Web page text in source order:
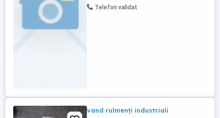
desfășoară într-un spațiu închiriat,
Telefon validat
vand rulmenți industriali